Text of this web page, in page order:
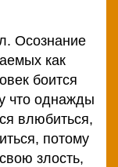
Осознание
как
боится
что однажды
влюбиться,
потому
злость,